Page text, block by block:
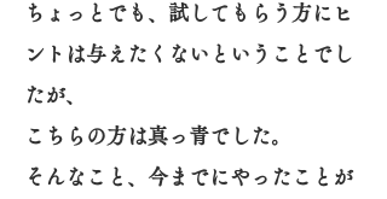
ちょっとでも、試してもらう方にヒ
ントは与えたくないということでし
たが、
こちらの方は真っ青でした。
そんなこと、今までにやったことが